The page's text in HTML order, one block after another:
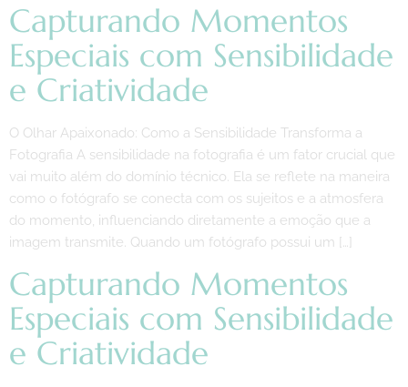
Capturando Momentos
Especiais com Sensibilidade
e Criatividade
O Olhar Apaixonado: Como a Sensibilidade Transforma a
Fotografia A sensibilidade na fotografia é um fator crucial que
vai muito além do domínio técnico. Ela se reflete na maneira
como o fotógrafo se conecta com os sujeitos e a atmosfera
do momento, influenciando diretamente a emoção que a
imagem transmite. Quando um fotógrafo possui um […]
Capturando Momentos
Especiais com Sensibilidade
e Criatividade